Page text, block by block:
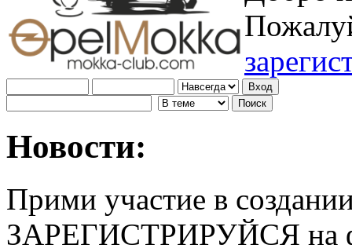
Новости:
Прими участие в
ЗАРЕГИСТРИРУЙСЯ на